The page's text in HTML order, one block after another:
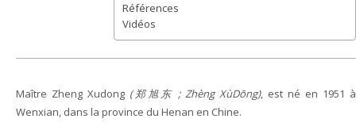
- Taiji Quan style Chen de Chenjiagou
- Art martial interne
- YiLu – 1ère forme – Forme lente
Références
Vidéos
Maître Zheng Xudong (郑旭东 ; Zhèng XùDōng), est né en 1951 à
Wenxian, dans la province du Henan en Chine.